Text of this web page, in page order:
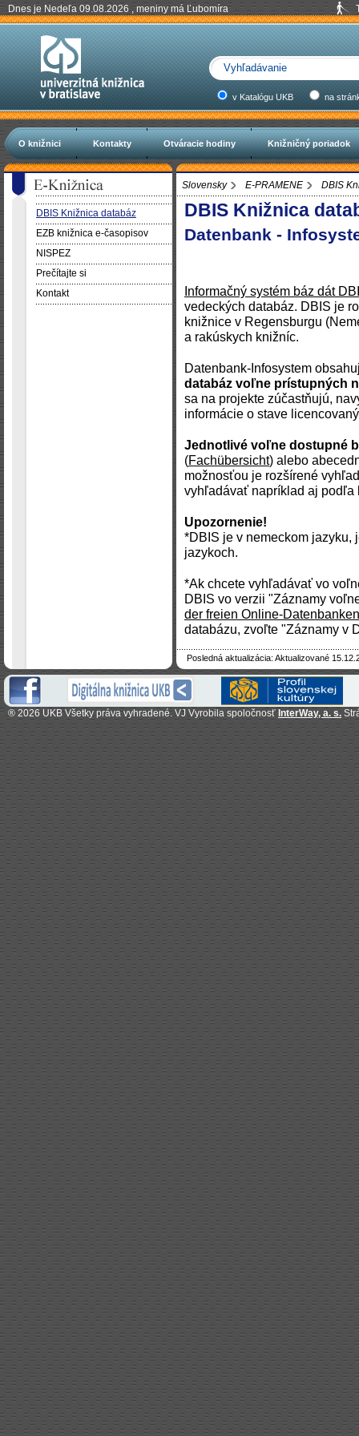
Dnes je Nedeľa 09.08.2026 , meniny má Ľubomíra
v Katalógu UKB na
O knižnici Kontakty Otváracie hodiny Knižničný poriadok
Slovensky E-PRAMENE DBIS
DBIS Knižnica
Datenbank -
Informačný systém báz dát
vedeckých databáz. DBIS je
knižnice v Regensburgu
a rakúskych knižníc.
Datenbank-Infosystem
databáz voľne prístupných
sa na projekte zúčastňujú,
informácie o stave
Jednotlivé voľne dostupné
(Fachübersicht) alebo
možnosťou je rozšírené
vyhľadávať napríklad aj podľa
Upozornenie!
*DBIS je v nemeckom jazyku,
jazykoch.
*Ak chcete vyhľadávať vo
DBIS vo verzii "Záznamy
der freien Online-
databázu, zvoľte "Záznamy v
Posledná aktualizácia: Aktualizované
DBIS Knižnica databáz
EZB knižnica e-časopisov
NISPEZ
Prečítajte si
Kontakt
® 2026 UKB Všetky práva vyhradené. VJ Vyrobila spoločnosť InterWay, a. s.